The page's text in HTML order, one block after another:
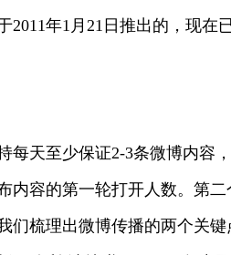
年1月21日推出的，现在
每天至少保证2-3条微博内
内容的第一轮打开人数。第
们梳理出微博传播的两个关